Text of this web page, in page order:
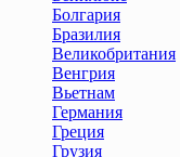
Болгария
Бразилия
Великобритания
Венгрия
Вьетнам
Германия
Греция
Грузия